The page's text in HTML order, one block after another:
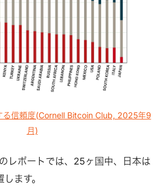
る信頼度(Cornell Bitcoin Club, 2025年9
月)
レポートでは、25ヶ国中、日本は
ます。